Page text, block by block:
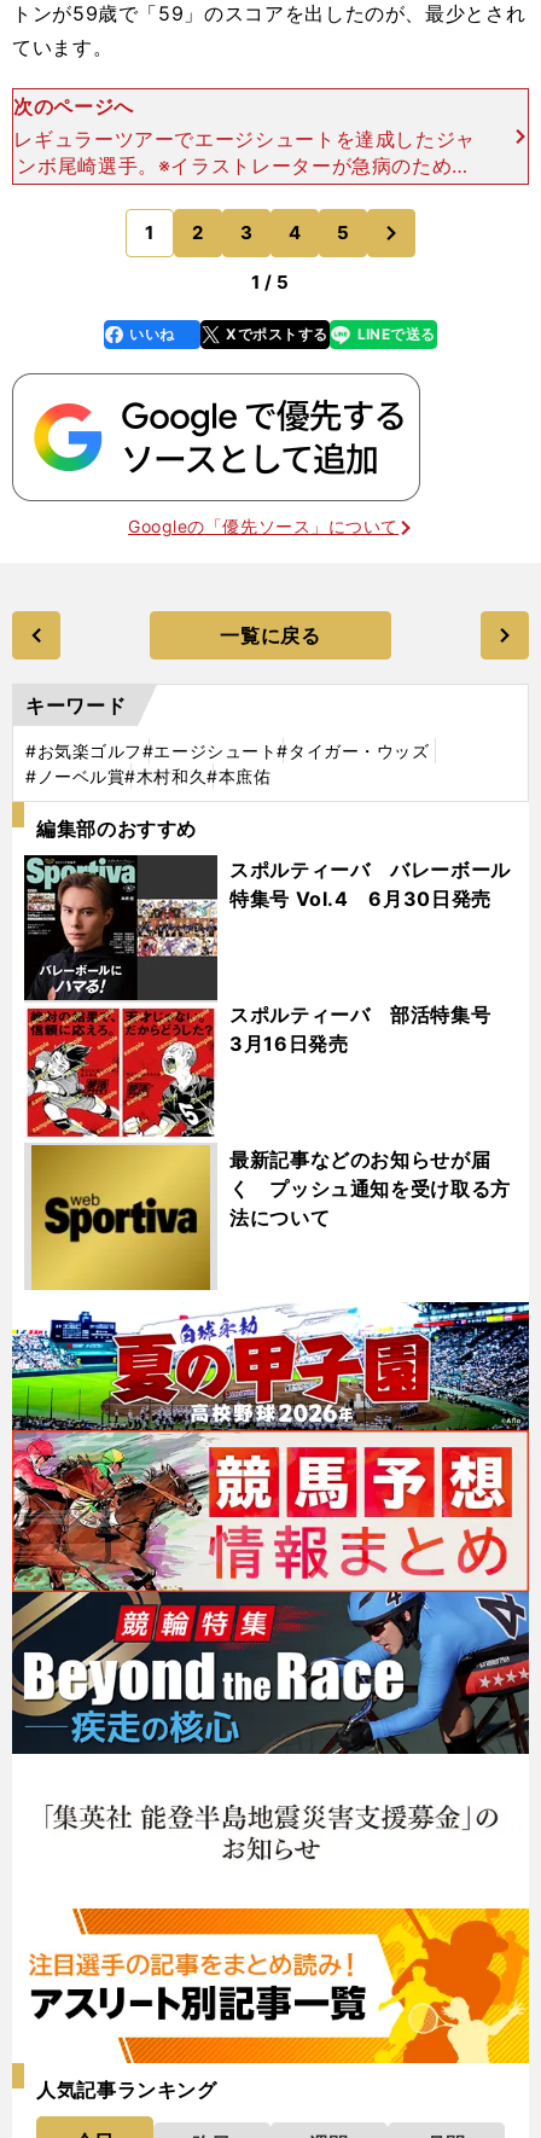
トンが59歳で「59」のスコアを出したのが、最少とされ
ています。
次のページへ
レギュラーツアーでエージシュートを達成したジャ
ンボ尾崎選手。※イラストレーターが急病のため、
今回は写真を掲載させていただきました。 日本で
は、2013年にジャンボ尾崎選手が「62」のスコア
を出して、プ
1 2 3 4 5
のページへ
1 / 5
faceboo
k
いいね Xでポストする
line LINEで送る
Googleの「優先ソース」について
一覧に戻る
キーワード
#お気楽ゴルフ#エージシュート#タイガー・ウッズ
#ノーベル賞#木村和久#本庶佑
編集部のおすすめ
スポルティーバ バレーボール
特集号 Vol.4 6月30日発売
スポルティーバ 部活特集号
3月16日発売
最新記事などのお知らせが届
く プッシュ通知を受け取る方
法について
人気記事ランキング